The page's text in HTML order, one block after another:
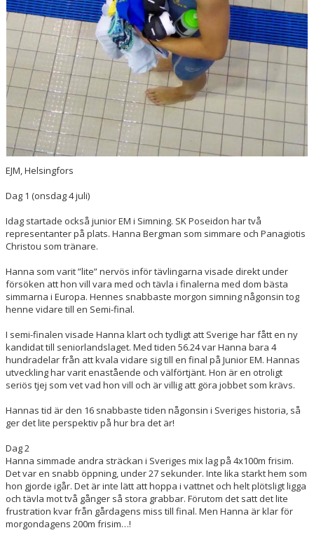
EJM, Helsingfors
Dag 1 (onsdag 4 juli)
Idag startade också junior EM i Simning. SK Poseidon har två
representanter på plats. Hanna Bergman som simmare och Panagiotis
Christou som tränare.
Hanna som varit ”lite” nervös inför tävlingarna visade direkt under
försöken att hon vill vara med och tävla i finalerna med dom bästa
simmarna i Europa. Hennes snabbaste morgon simning någonsin tog
henne vidare till en Semi-final.
I semi-finalen visade Hanna klart och tydligt att Sverige har fått en ny
kandidat till seniorlandslaget. Med tiden 56.24 var Hanna bara 4
hundradelar från att kvala vidare sig till en final på Junior EM. Hannas
utveckling har varit enastående och välförtjänt. Hon är en otroligt
seriös tjej som vet vad hon vill och är villig att göra jobbet som krävs.
Hannas tid är den 16 snabbaste tiden någonsin i Sveriges historia, så
ger det lite perspektiv på hur bra det är!
Dag 2
Hanna simmade andra sträckan i Sveriges mix lag på 4x100m frisim.
Det var en snabb öppning, under 27 sekunder. Inte lika starkt hem som
hon gjorde igår. Det är inte lätt att hoppa i vattnet och helt plötsligt ligga
och tävla mot två gånger så stora grabbar. Förutom det satt det lite
frustration kvar från gårdagens miss till final. Men Hanna är klar för
morgondagens 200m frisim…!